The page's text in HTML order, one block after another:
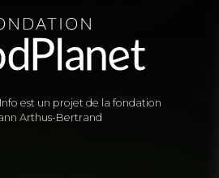
est un projet de la fondation
Arthus-Bertrand